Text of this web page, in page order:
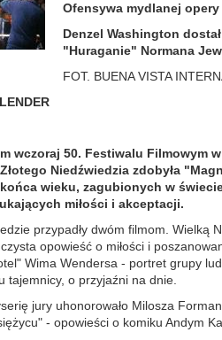
Ofensywa mydlanej opery
Denzel Washington
"Huraganie" Normana
FOT. BUENA VISTA
wczoraj 50. Festiwalu Filmowym
Niedźwiedzia zdobyła
wieku, zagubionych w
miłości i akceptacji.
przypadły dwóm filmom. Wielką
opowieść o miłości i
Wima Wendersa - portret grupy
tajemnicy, o przyjaźni na dnie.
jury uhonorowało Milosza
- opowieści o komiku Andym